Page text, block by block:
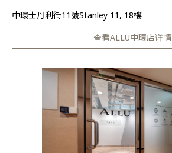
中環士丹利街11號Stanley 11, 18樓
查看ALLU中環店详情